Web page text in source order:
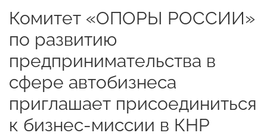
Комитет «ОПОРЫ РОССИИ»
по развитию
предпринимательства в
сфере автобизнеса
приглашает присоединиться
к бизнес-миссии в КНР